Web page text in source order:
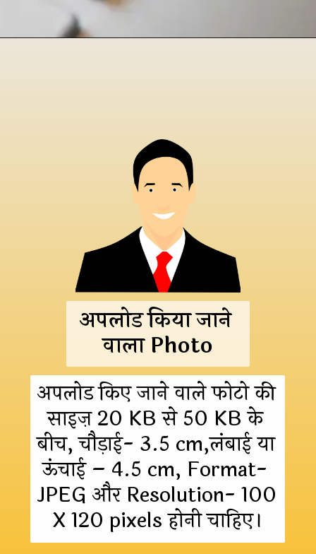
अपलोड किए जाने वाले फोटो की
साइज़ 20 KB से 50 KB के
बीच, चौड़ाई- 3.5 cm,लंबाई या
ऊंचाई – 4.5 cm, Format-
JPEG और Resolution- 100
X 120 pixels होनी चाहिए।
अपलोड किया जाने
वाला Photo